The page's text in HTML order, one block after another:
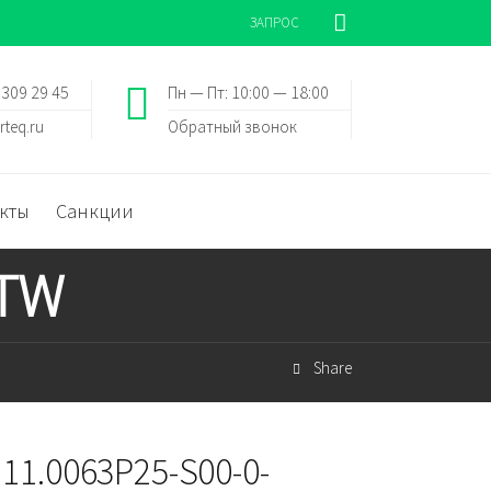
ЗАПРОС
Пн — Пт: 10:00 — 18:00
Обратный звонок
29 45
Санкции
Share
S00-0-